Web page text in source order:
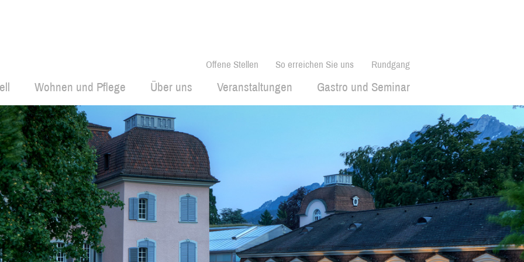
Offene Stellen So erreichen Sie uns Rundgang
Wohnen und Pflege Über uns Veranstaltungen Gastro und Seminar